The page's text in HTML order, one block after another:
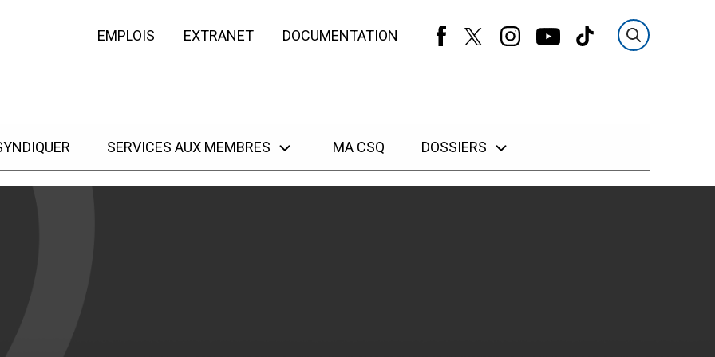
EMPLOIS EXTRANET DOCUMENTATION
SERVICES AUX MEMBRES MA CSQ DOSSIERS